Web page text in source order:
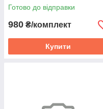
Готово до відправки
980 ₴/комплект
Купити